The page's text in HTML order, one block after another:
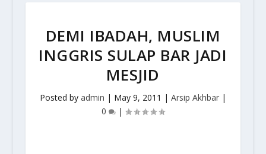
DEMI IBADAH, MUSLIM
INGGRIS SULAP BAR JADI
MESJID
Posted by admin | May 9, 2011 | Arsip Akhbar|
0
|